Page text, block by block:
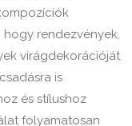
hogy rendezvények,
virágdekorációját
is
és stílushoz
folyamatosan